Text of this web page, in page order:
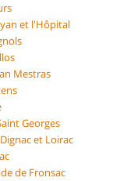
et l'Hôpital
Mestras
Georges
et Loirac
de Fronsac